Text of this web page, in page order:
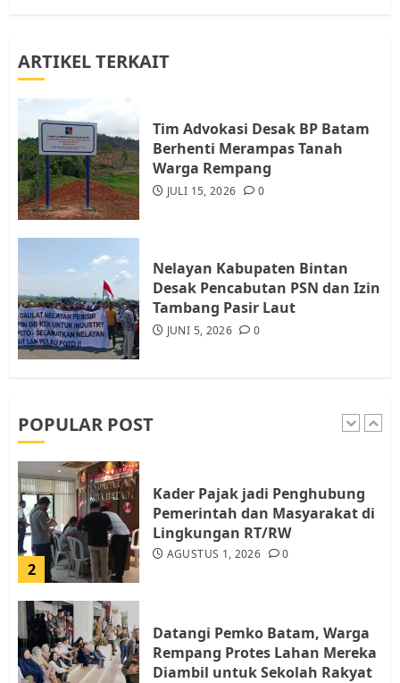
ARTIKEL TERKAIT
Tim Advokasi Desak BP Batam
Berhenti Merampas Tanah
Warga Rempang
JULI 15, 2026 0
Nelayan Kabupaten Bintan
Desak Pencabutan PSN dan Izin
Tambang Pasir Laut
JUNI 5, 2026 0
POPULAR POST
4
Warga Rempang Ajukan
Resahkan Warga
JULI 17, 2026 0
5
JULI 15, 2026 0
1
2
Kader Pajak jadi Penghubung
Pemerintah dan Masyarakat di
Lingkungan RT/RW
AGUSTUS 1, 2026 0
Datangi Pemko Batam, Warga
Rempang Protes Lahan Mereka
Diambil untuk Sekolah Rakyat